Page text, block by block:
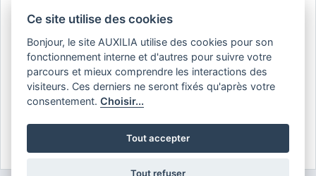
9 métiers pour accompagner les personnes
précaires
Vous souhaitez travailler en tant que salarié
au service des personnes en situation de
que vous pourriez exercer
Ce site utilise des cookies
Bonjour, le site AUXILIA utilise des cookies pour son
fonctionnement interne et d'autres pour suivre votre
parcours et mieux comprendre les interactions des
visiteurs. Ces derniers ne seront fixés qu'après votre
consentement.Choisir...
Tout accepter
Tout refuser